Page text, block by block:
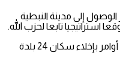
إلى مدينة النبطية
تابعا لحزب الله.
وأصدر الجيش الإسرائيلي، اليوم السبت، أوامر بإخلاء سكان 24 بلدة